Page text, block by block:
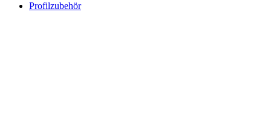
Profilzubehör